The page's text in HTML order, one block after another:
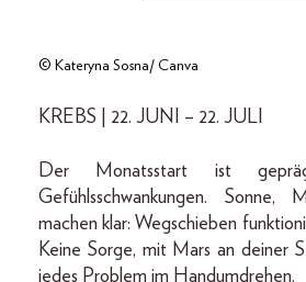
© Kateryna Sosna/ Canva
KREBS | 22. JUNI – 22. JULI
Der Monatsstart ist
Gefühlsschwankungen. Sonne,
machen klar: Wegschieben
Keine Sorge, mit Mars an deiner
jedes Problem im Handumdrehen.